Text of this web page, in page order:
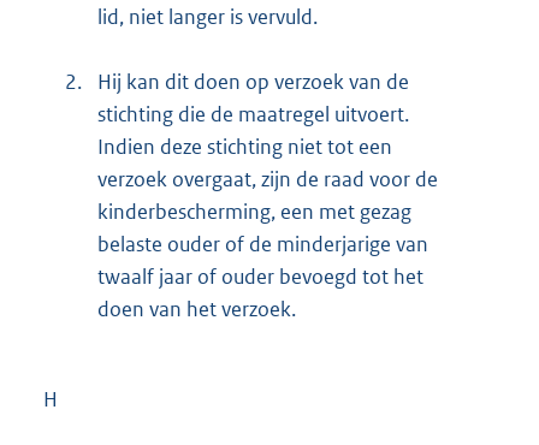
lid, niet langer is vervuld.
2.
Hij kan dit doen op verzoek van de
stichting die de maatregel uitvoert.
Indien deze stichting niet tot een
verzoek overgaat, zijn de raad voor de
kinderbescherming, een met gezag
belaste ouder of de minderjarige van
twaalf jaar of ouder bevoegd tot het
doen van het verzoek.
H